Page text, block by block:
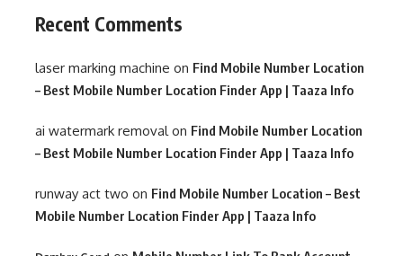
Recent Comments
laser marking machine on Find Mobile Number Location
– Best Mobile Number Location Finder App | Taaza Info
ai watermark removal on Find Mobile Number Location
– Best Mobile Number Location Finder App | Taaza Info
runway act two on Find Mobile Number Location – Best
Mobile Number Location Finder App | Taaza Info